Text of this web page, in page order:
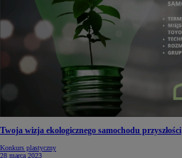
Twoja wizja ekologicznego samochodu przyszłości
Konkurs plastyczny
28 marca 2023